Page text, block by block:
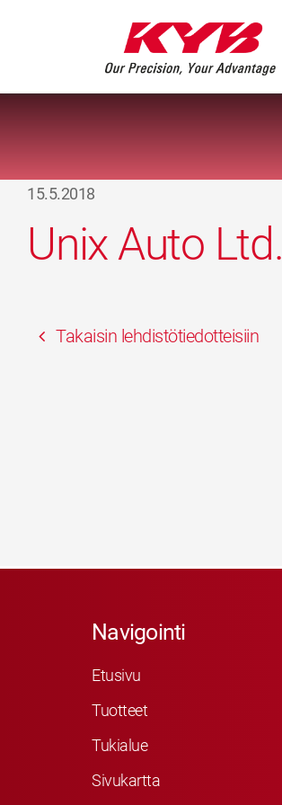
15.5.2018
Unix Auto Ltd.
Takaisin lehdistötiedotteisiin
Navigointi
Etusivu
Tuotteet
Tukialue
Sivukartta